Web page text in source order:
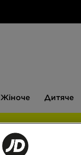
Жіноче Дитяче